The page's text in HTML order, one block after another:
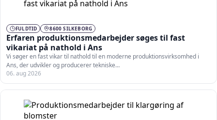
FULDTID 8600 SILKEBORG
Erfaren produktionsmedarbejder søges til fast
vikariat på nathold i Ans
Vi søger en fast vikar til nathold til en moderne produktionsvirksomhed i
Ans, der udvikler og producerer tekniske…
06. aug 2026